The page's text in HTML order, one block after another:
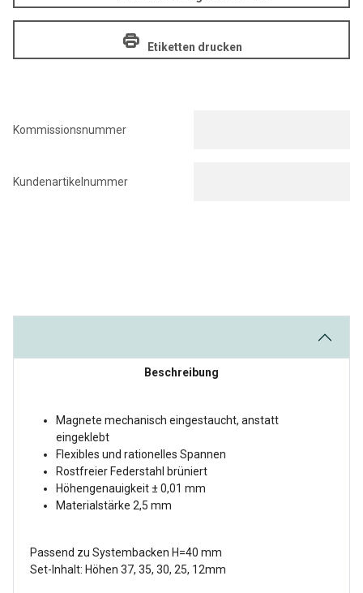
Kommissionsnummer
Kundenartikelnummer
Etiketten drucken
Beschreibung
Magnete mechanisch eingestaucht, anstatt
eingeklebt
Flexibles und rationelles Spannen
Rostfreier Federstahl brüniert
Höhengenauigkeit ± 0,01 mm
Materialstärke 2,5 mm
Passend zu Systembacken H=40 mm
Set-Inhalt: Höhen 37, 35, 30, 25, 12mm